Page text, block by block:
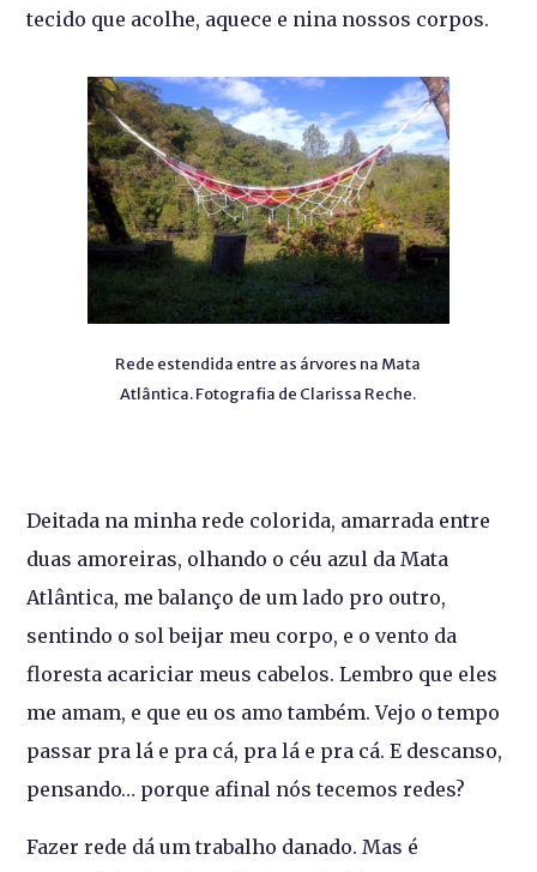
tecido que acolhe, aquece e nina nossos corpos.
Rede estendida entre as árvores na Mata
Atlântica. Fotografia de Clarissa Reche.
Deitada na minha rede colorida, amarrada entre
duas amoreiras, olhando o céu azul da Mata
Atlântica, me balanço de um lado pro outro,
sentindo o sol beijar meu corpo, e o vento da
floresta acariciar meus cabelos. Lembro que eles
me amam, e que eu os amo também. Vejo o tempo
passar pra lá e pra cá, pra lá e pra cá. E descanso,
pensando… porque afinal nós tecemos redes?
Fazer rede dá um trabalho danado. Mas é